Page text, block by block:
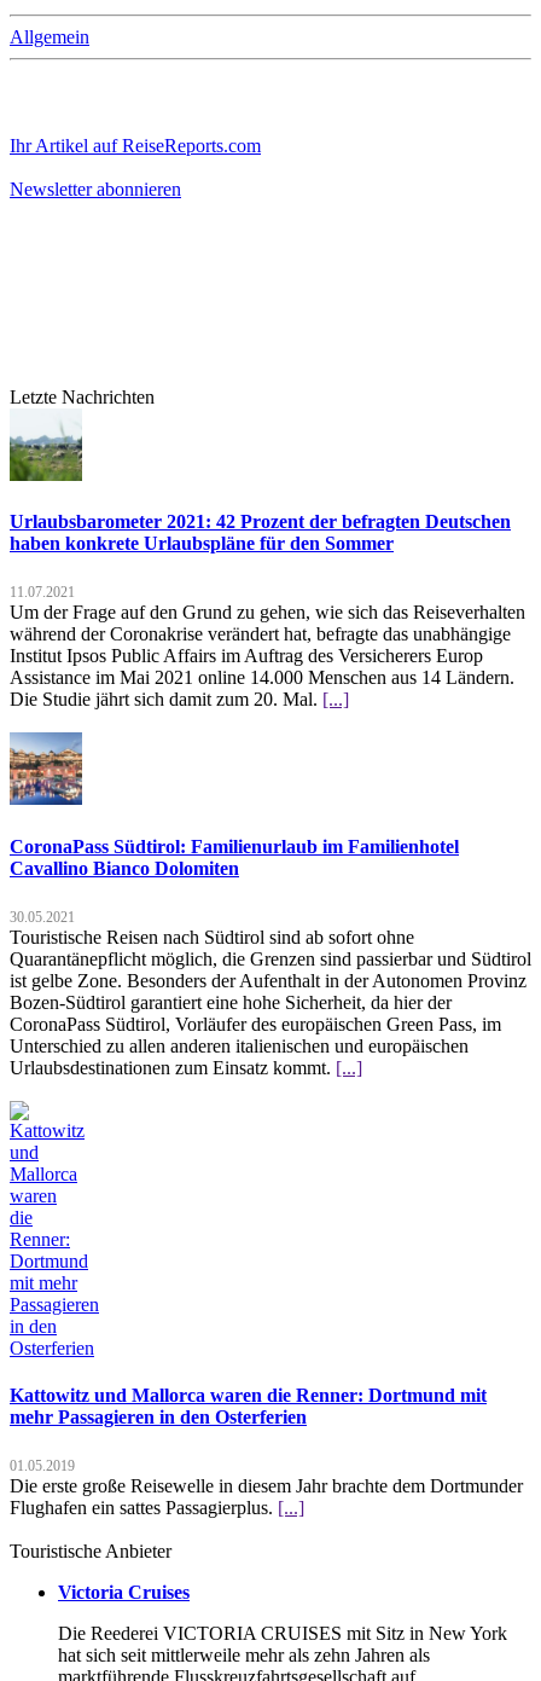
Allgemein
Ihr Artikel auf ReiseReports.com
Newsletter abonnieren
Letzte Nachrichten
Urlaubsbarometer 2021: 42 Prozent der befragten Deutschen
haben konkrete Urlaubspläne für den Sommer
11.07.2021
Um der Frage auf den Grund zu gehen, wie sich das Reiseverhalten
während der Coronakrise verändert hat, befragte das unabhängige
Institut Ipsos Public Affairs im Auftrag des Versicherers Europ
Assistance im Mai 2021 online 14.000 Menschen aus 14 Ländern.
Die Studie jährt sich damit zum 20. Mal. [...]
CoronaPass Südtirol: Familienurlaub im Familienhotel
Cavallino Bianco Dolomiten
30.05.2021
Touristische Reisen nach Südtirol sind ab sofort ohne
Quarantänepflicht möglich, die Grenzen sind passierbar und Südtirol
ist gelbe Zone. Besonders der Aufenthalt in der Autonomen Provinz
Bozen-Südtirol garantiert eine hohe Sicherheit, da hier der
CoronaPass Südtirol, Vorläufer des europäischen Green Pass, im
Unterschied zu allen anderen italienischen und europäischen
Urlaubsdestinationen zum Einsatz kommt. [...]
Kattowitz und Mallorca waren die Renner: Dortmund mit
mehr Passagieren in den Osterferien
01.05.2019
Die erste große Reisewelle in diesem Jahr brachte dem Dortmunder
Flughafen ein sattes Passagierplus. [...]
Touristische Anbieter
Victoria Cruises
Die Reederei VICTORIA CRUISES mit Sitz in New York
hat sich seit mittlerweile mehr als zehn Jahren als